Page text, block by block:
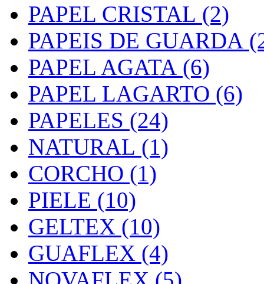
PAPEL CRISTAL (2)
PAPEIS DE GUARDA
PAPEL AGATA (6)
PAPEL LAGARTO (6)
PAPELES (24)
NATURAL (1)
CORCHO (1)
PIELE (10)
GELTEX (10)
GUAFLEX (4)